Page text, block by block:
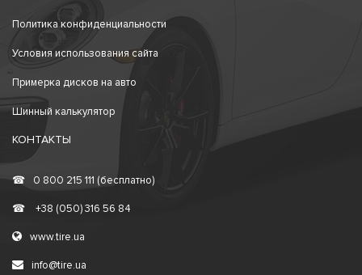
Политика конфиденциальности
Условия использования сайта
Примерка дисков на авто
Шинный калькулятор
КОНТАКТЫ
☎ 0 800 215 111 (бесплатно)
☎ +38 (050) 316 56 84
www.tire.ua
info@tire.ua